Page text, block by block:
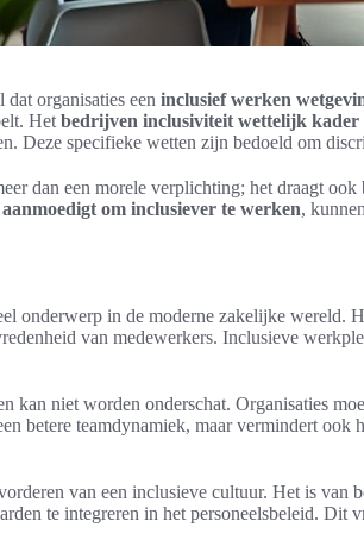
organisaties een inclusief werken
Het bedrijven inclusiviteit wettelijk kader
Deze specifieke wetten zijn bedoeld om
dan een morele verplichting; het draagt
om inclusiever te werken,
onderwerp in de moderne zakelijke wereld.
van medewerkers. Inclusieve
kan niet worden onderschat. Organisaties
betere teamdynamiek, maar vermindert
van een inclusieve cultuur. Het is
te integreren in het personeelsbeleid.